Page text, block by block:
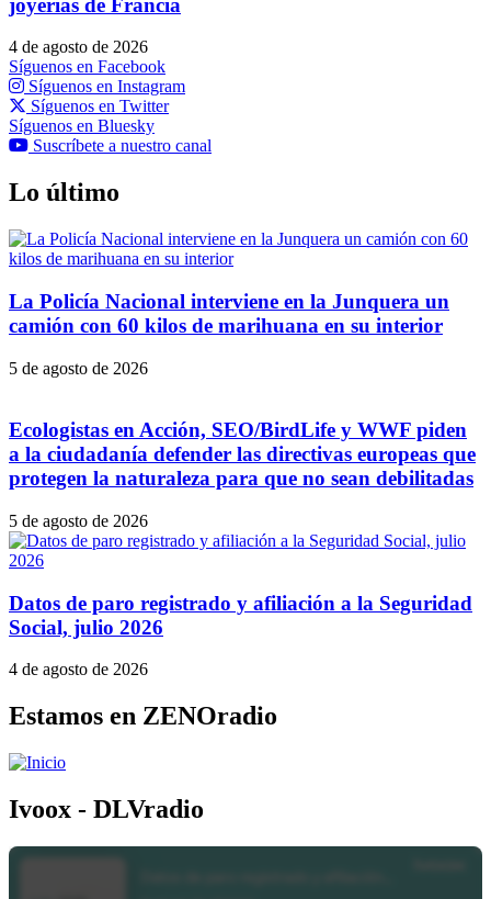
4 de agosto de 2026
Síguenos en Facebook
Síguenos en Instagram
Síguenos en Twitter
Síguenos en Bluesky
Suscríbete a nuestro canal
Lo último
La Policía Nacional interviene en la Junquera un
camión con 60 kilos de marihuana en su interior
5 de agosto de 2026
Ecologistas en Acción, SEO/BirdLife y WWF piden
a la ciudadanía defender las directivas europeas que
protegen la naturaleza para que no sean debilitadas
5 de agosto de 2026
Datos de paro registrado y afiliación a la Seguridad
Social, julio 2026
4 de agosto de 2026
Estamos en ZENOradio
Ivoox - DLVradio